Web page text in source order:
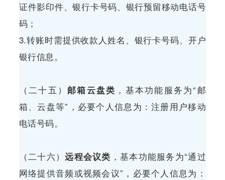
证件影印件、银行卡号码、银行预留移动电话号
码；
3.转账时需提供收款人姓名、银行卡号码、开户
银行信息。
（二十五） 邮箱云盘类 ，基本功能服务为“邮
箱、云盘等”，必要个人信息为：注册用户移动
电话号码。
（二十六）远程会议类 ，基本功能服务为“通过
网络提供音频或视频会议”，必要个人信息为：